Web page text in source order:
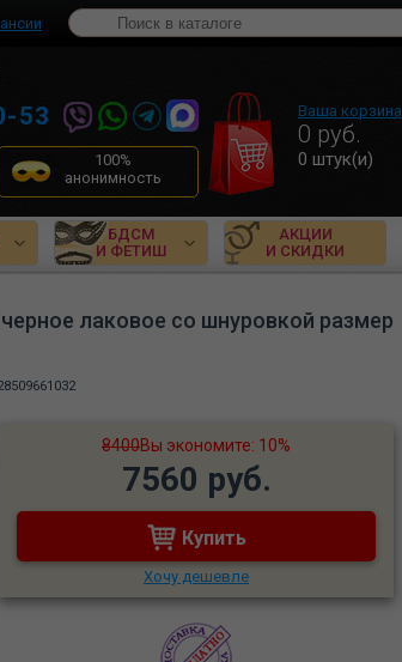
53
100%
анонимность
Ваша корзина
0 руб.
0 штук(и)
БДСМ
И ФЕТИШ
АКЦИИ
И СКИДКИ
лаковое со шнуровкой размер
8400Вы экономите: 10%
7560 руб.
Купить
Хочу дешевле